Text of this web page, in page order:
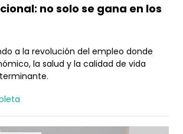
no solo se gana en los
a la revolución del empleo donde
la salud y la calidad de vida